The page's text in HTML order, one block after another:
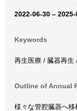
2022-06-30 –
Keywords
再生医療 / 臓器再生
Outline of Annual
様々な管腔臓器へ